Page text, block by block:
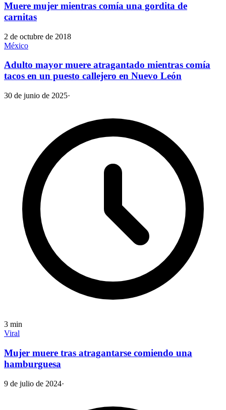
Muere mujer mientras comía una gordita de
carnitas
2 de octubre de 2018
México
Adulto mayor muere atragantado mientras comía
tacos en un puesto callejero en Nuevo León
30 de junio de 2025·
3 min
Viral
Mujer muere tras atragantarse comiendo una
hamburguesa
9 de julio de 2024·